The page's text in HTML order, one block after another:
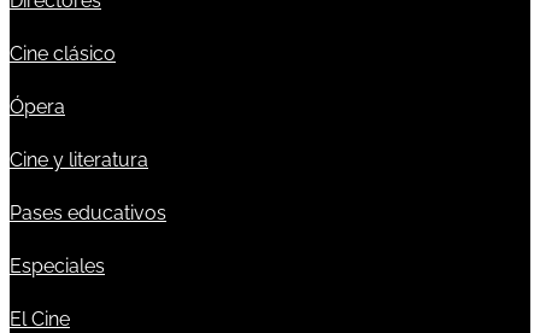
Cine clásico
Ópera
Cine y literatura
Pases educativos
Especiales
El Cine